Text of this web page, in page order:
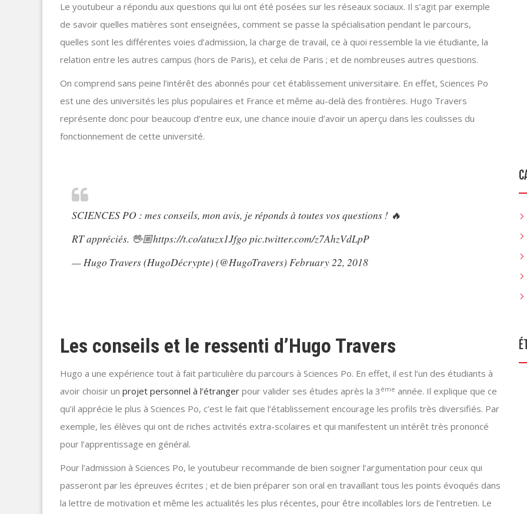
Le youtubeur a répondu aux questions qui lui ont été posées sur les réseaux sociaux. Il s’agit par exemple
de savoir quelles matières sont enseignées, comment se passe la spécialisation pendant le parcours,
quelles sont les différentes voies d’admission, la charge de travail, ce à quoi ressemble la vie étudiante, la
relation entre les autres campus (hors de Paris), et celui de Paris ; et de nombreuses autres questions.
On comprend sans peine l’intérêt des abonnés pour cet établissement universitaire. En effet, Sciences Po
est une des universités les plus populaires et France et même au-delà des frontières. Hugo Travers
représente donc pour beaucoup d’entre eux, une chance inouïe d’avoir un aperçu dans les coulisses du
fonctionnement de cette université.
SCIENCES PO : mes conseils, mon avis, je réponds à toutes vos questions ! 🔥
RT appréciés. 🖖🏼https://t.co/atuzx1Jfgopic.twitter.com/z7AhzVdLpP
— Hugo Travers (HugoDécrypte) (@HugoTravers) February 22, 2018
Les conseils et le ressenti d’Hugo Travers
Hugo a une expérience tout à fait particulière du parcours à Sciences Po. En effet, il est l’un des étudiants à
avoir choisir un projet personnel à l’étranger pour valider ses études après la 3 ème année. Il explique que ce
qu’il apprécie le plus à Sciences Po, c’est le fait que l’établissement encourage les profils très diversifiés. Par
exemple, les élèves qui ont de riches activités extra-scolaires et qui manifestent un intérêt très prononcé
pour l’apprentissage en général.
Pour l’admission à Sciences Po, le youtubeur recommande de bien soigner l’argumentation pour ceux qui
passeront par les épreuves écrites ; et de bien préparer son oral en travaillant tous les points évoqués dans
la lettre de motivation et même les actualités les plus récentes, pour être incollables lors de l’entretien. Le